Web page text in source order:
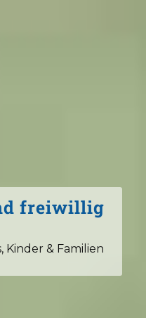
freiwillig
Kinder & Familien